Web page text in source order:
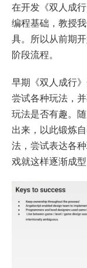
在开发《双人成
编程基础，教授
具。所以从前期
阶段流程。
早期《双人成行
尝试各种玩法，
玩法是否有趣。
出来，以此锻炼
法，尝试表达各
戏就这样逐渐成型